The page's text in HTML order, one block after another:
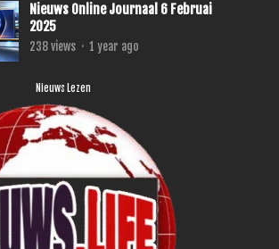
Nieuws Online Journaal 6 Februai
2025
238views · 1 year ago
Nieuws Lezen